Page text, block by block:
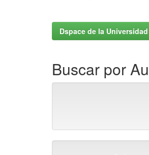
Dspace de la
Buscar por